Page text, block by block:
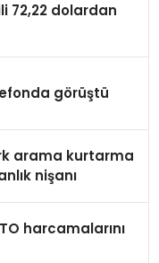
72,22 dolardan
görüştü
arama kurtarma
nişanı
harcamalarını